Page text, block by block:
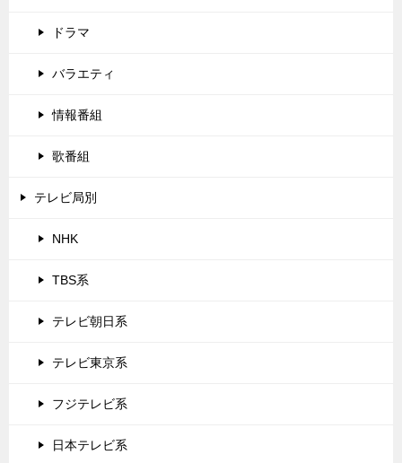
ドラマ
バラエティ
情報番組
歌番組
テレビ局別
NHK
TBS系
テレビ朝日系
テレビ東京系
フジテレビ系
日本テレビ系